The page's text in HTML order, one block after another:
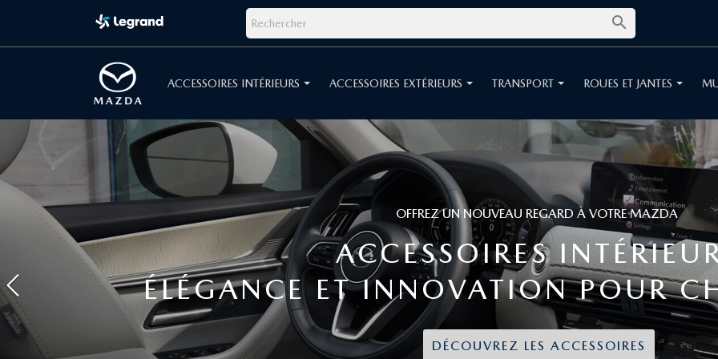

ACCESSOIRES INTÉRIEURS ACCESSOIRES EXTÉRIEURS TRANSPORT ROUES ET JANTES
UN NOUVEAU REGARD À VOTRE MAZDA
INTÉRIEURS
POUR CHAQUE TRAJET
LES ACCESSOIRES
Précédent